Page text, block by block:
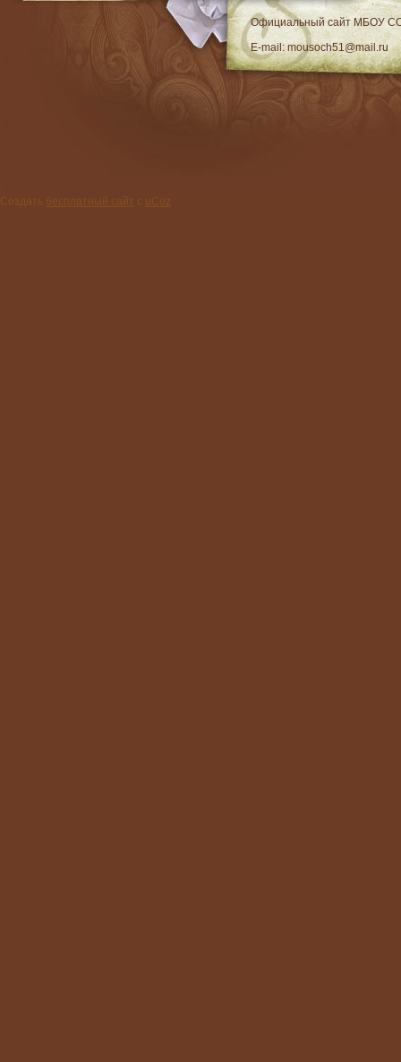
Официальный сайт МБОУ
E-mail: mousoch51@mail.ru
RSS
Создать бесплатный сайт с uCoz